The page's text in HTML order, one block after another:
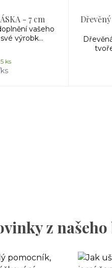
- 7 cm
vašeho
výrobk...
ks
ks
z